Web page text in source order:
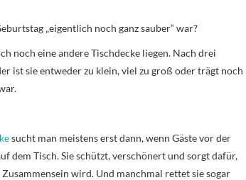
„eigentlich noch ganz sauber“ war?
noch eine andere Tischdecke liegen. Nach drei
ist sie entweder zu klein, viel zu groß oder trägt noch
sucht man meistens erst dann, wenn Gäste vor der
dem Tisch. Sie schützt, verschönert und sorgt dafür,
wird. Und manchmal rettet sie sogar